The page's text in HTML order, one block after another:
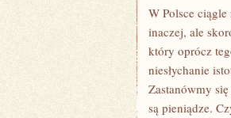
W Polsce
inaczej, ale
który oprócz
niesłychanie
Zastanówmy
są pieniądze.